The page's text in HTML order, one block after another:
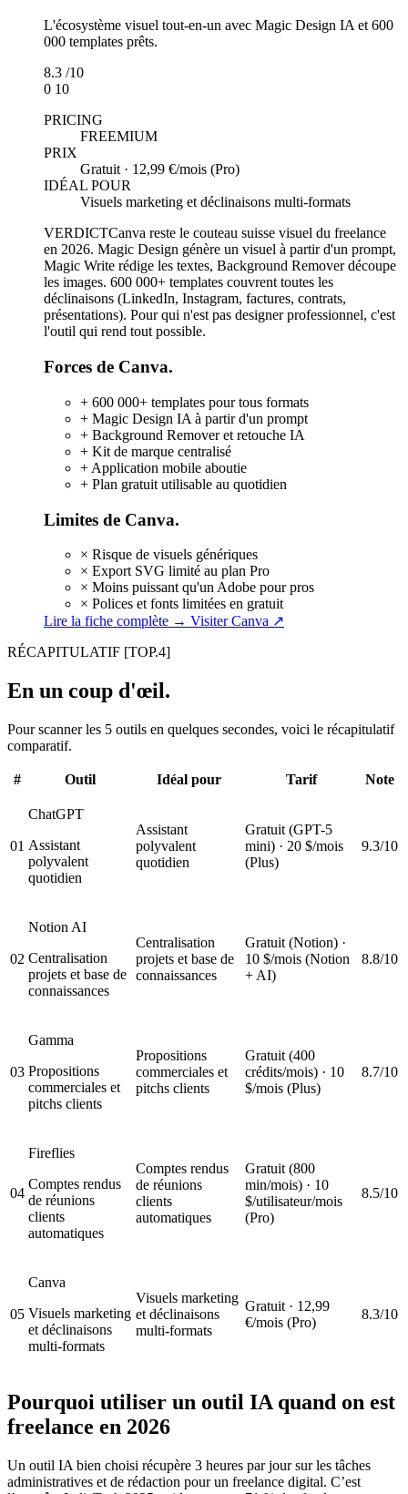
L'écosystème visuel tout-en-un avec Magic Design IA et 600
000 templates prêts.
8.3 /10
0 10
PRICING
FREEMIUM
PRIX
Gratuit · 12,99 €/mois (Pro)
IDÉAL POUR
Visuels marketing et déclinaisons multi-formats
VERDICTCanva reste le couteau suisse visuel du freelance
en 2026. Magic Design génère un visuel à partir d'un prompt,
Magic Write rédige les textes, Background Remover découpe
les images. 600 000+ templates couvrent toutes les
déclinaisons (LinkedIn, Instagram, factures, contrats,
présentations). Pour qui n'est pas designer professionnel, c'est
l'outil qui rend tout possible.
Forces de Canva.
+ 600 000+ templates pour tous formats
+ Magic Design IA à partir d'un prompt
+ Background Remover et retouche IA
+ Kit de marque centralisé
+ Application mobile aboutie
+ Plan gratuit utilisable au quotidien
Limites de Canva.
× Risque de visuels génériques
× Export SVG limité au plan Pro
× Moins puissant qu'un Adobe pour pros
× Polices et fonts limitées en gratuit
Lire la fiche complète → Visiter Canva ↗
RÉCAPITULATIF [TOP.4]
En un coup d'œil.
Pour scanner les 5 outils en quelques secondes, voici le récapitulatif
comparatif.
# Outil Idéal pour Tarif Note
01
ChatGPT
Assistant
polyvalent
quotidien
Assistant
polyvalent
quotidien
Gratuit (GPT-5
mini) · 20 $/mois
(Plus)
9.3/10
02
Notion AI
Centralisation
projets et base de
connaissances
Centralisation
projets et base de
connaissances
Gratuit (Notion) ·
10 $/mois (Notion
+ AI)
8.8/10
03
Gamma
Propositions
commerciales et
pitchs clients
Propositions
commerciales et
pitchs clients
Gratuit (400
crédits/mois) · 10
$/mois (Plus)
8.7/10
04
Fireflies
Comptes rendus
de réunions
clients
automatiques
Comptes rendus
de réunions
clients
automatiques
Gratuit (800
min/mois) · 10
$/utilisateur/mois
(Pro)
8.5/10
05
Canva
Visuels marketing
et déclinaisons
multi-formats
Visuels marketing
et déclinaisons
multi-formats
Gratuit · 12,99
€/mois (Pro)
8.3/10
Pourquoi utiliser un outil IA quand on est
freelance en 2026
Un outil IA bien choisi récupère 3 heures par jour sur les tâches
administratives et de rédaction pour un freelance digital. C’est